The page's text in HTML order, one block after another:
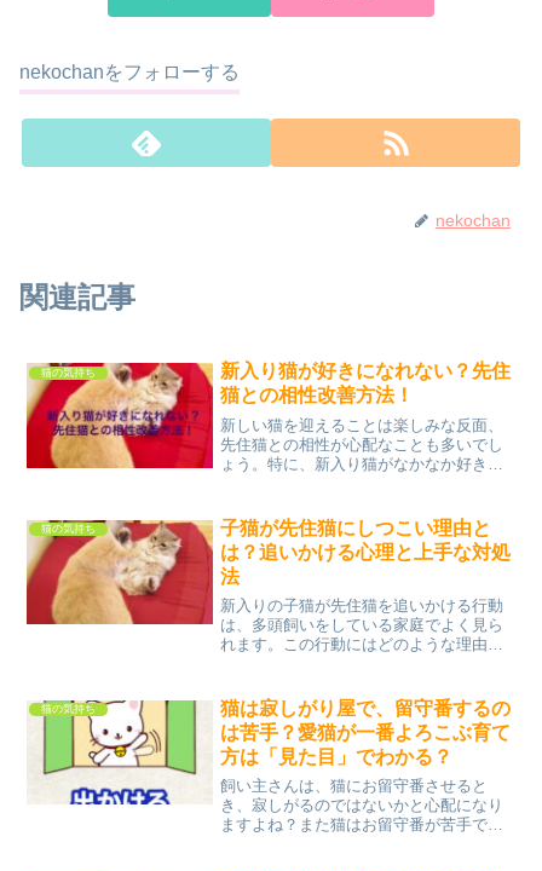
nekochanをフォローする
nekochan
関連記事
猫の気持ち
新入り猫が好きになれない？先住
猫との相性改善方法！
新しい猫を迎えることは楽しみな反面、
先住猫との相性が心配なことも多いでし
ょう。特に、新入り猫がなかなか好きに
相性を改善し、新入り猫との関係を良好
に保つための具体的な方法...
猫の気持ち
子猫が先住猫にしつこい理由と
は？追いかける心理と上手な対処
法
新入りの子猫が先住猫を追いかける行動
は、多頭飼いをしている家庭でよく見ら
れます。この行動にはどのような理由が
も。本記事では、子猫が先住猫にしつこ
く追いかける心理と、その...
猫の気持ち
猫は寂しがり屋で、留守番するの
は苦手？愛猫が一番よろこぶ育て
方は「見た目」でわかる？
飼い主さんは、猫にお留守番させると
き、寂しがるのではないかと心配になり
ますよね？また猫はお留守番が苦手で、